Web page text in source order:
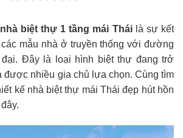
biệt thự 1 tầng mái Thái là sự kết
mẫu nhà ở truyền thống với đường
đại. Đây là loại hình biệt thự đang trở
được nhiều gia chủ lựa chọn. Cùng tìm
kế nhà biệt thự mái Thái đẹp hút hồn